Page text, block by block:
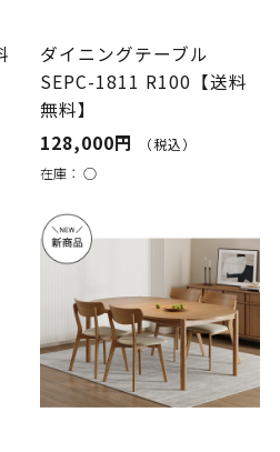
ダイニングテーブル
SEPC-1811 R100【送料
無料】
128,000円
（税込）
在庫：○